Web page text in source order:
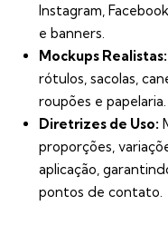
Instagram,
e banners.
Mockups Realistas:
rótulos, sacolas,
roupões e papelaria.
Diretrizes de Uso:
proporções,
aplicação,
pontos de contato.